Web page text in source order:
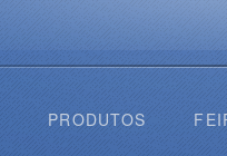
PRODUTOS